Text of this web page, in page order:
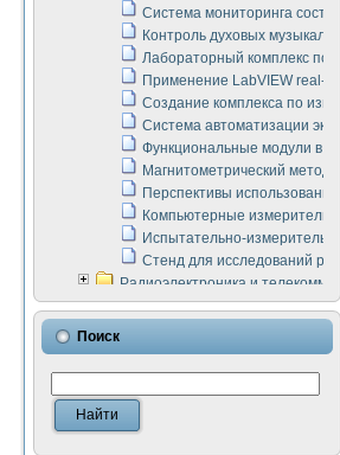
Система мониторинга
Контроль духовых
Лабораторный комплекс по
Применение LabVIEW real-
Создание комплекса по
Система автоматизации
Функциональные модули в
Магнитометрический метод
Перспективы
Компьютерные
Испытательно-
Стенд для исследований
Радиоэлектроника и
LabVIEW в расчетах
Аппаратно-программный
Виртуальный
Измерение шумовых
Измерительный
Инструменты для
Поиск